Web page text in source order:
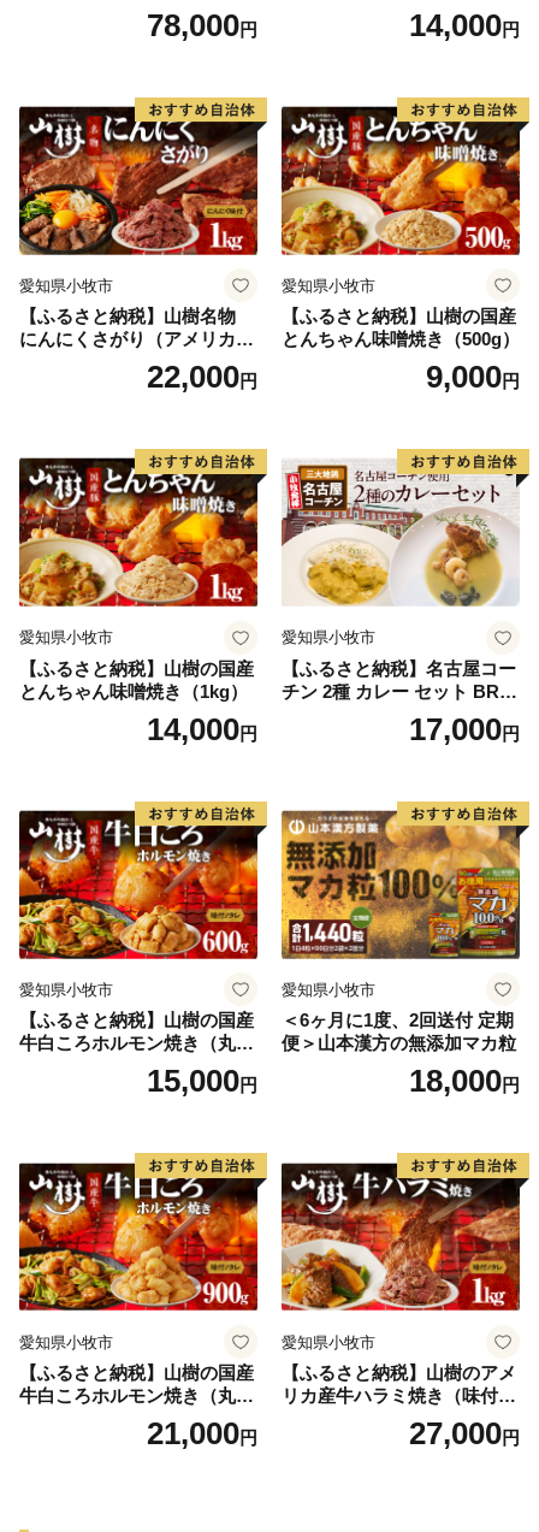
E-mail：shiibavill-furuzei@vill.shiiba.miyazaki.jp
+大麦若葉粉末（7包) 山本
78,000円 14,000円
愛知県小牧市
【ふるさと納税】山樹名物
にんにくさがり（アメリカ産
22,000円
愛知県小牧市
【ふるさと納税】山樹の国産
とんちゃん味噌焼き（500g）
9,000円
愛知県小牧市
【ふるさと納税】山樹の国産
とんちゃん味噌焼き（1kg）
14,000円
愛知県小牧市
【ふるさと納税】名古屋コー
チン 2種 カレー セット BRIC
K CAFE ブリックカフェ グ
リーンカレー バターチキン
イル カレーライス 簡単調理
お取り寄せグルメ 時短飯 愛
知県 小牧市 送料無料
17,000円
愛知県小牧市
【ふるさと納税】山樹の国産
牛白ころホルモン焼き（丸
15,000円
愛知県小牧市
＜6ヶ月に1度、2回送付 定期
便＞山本漢方の無添加マカ粒
18,000円
愛知県小牧市
【ふるさと納税】山樹の国産
牛白ころホルモン焼き（丸
21,000円
愛知県小牧市
【ふるさと納税】山樹のアメ
リカ産牛ハラミ焼き（味付）
27,000円